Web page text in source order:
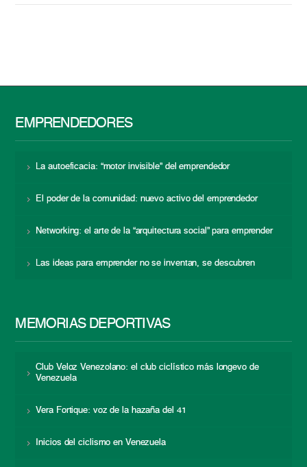
EMPRENDEDORES
La autoeficacia: “motor invisible” del emprendedor
El poder de la comunidad: nuevo activo del emprendedor
Networking: el arte de la “arquitectura social” para emprender
Las ideas para emprender no se inventan, se descubren
MEMORIAS DEPORTIVAS
Club Veloz Venezolano: el club ciclístico más longevo de
Venezuela
Vera Fortique: voz de la hazaña del 41
Inicios del ciclismo en Venezuela